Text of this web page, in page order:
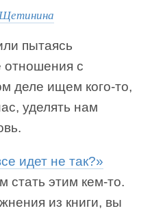
пытаясь
отношения с
деле ищем кого-то,
уделять нам
идет не так?»
этим кем-то.
из книги, вы